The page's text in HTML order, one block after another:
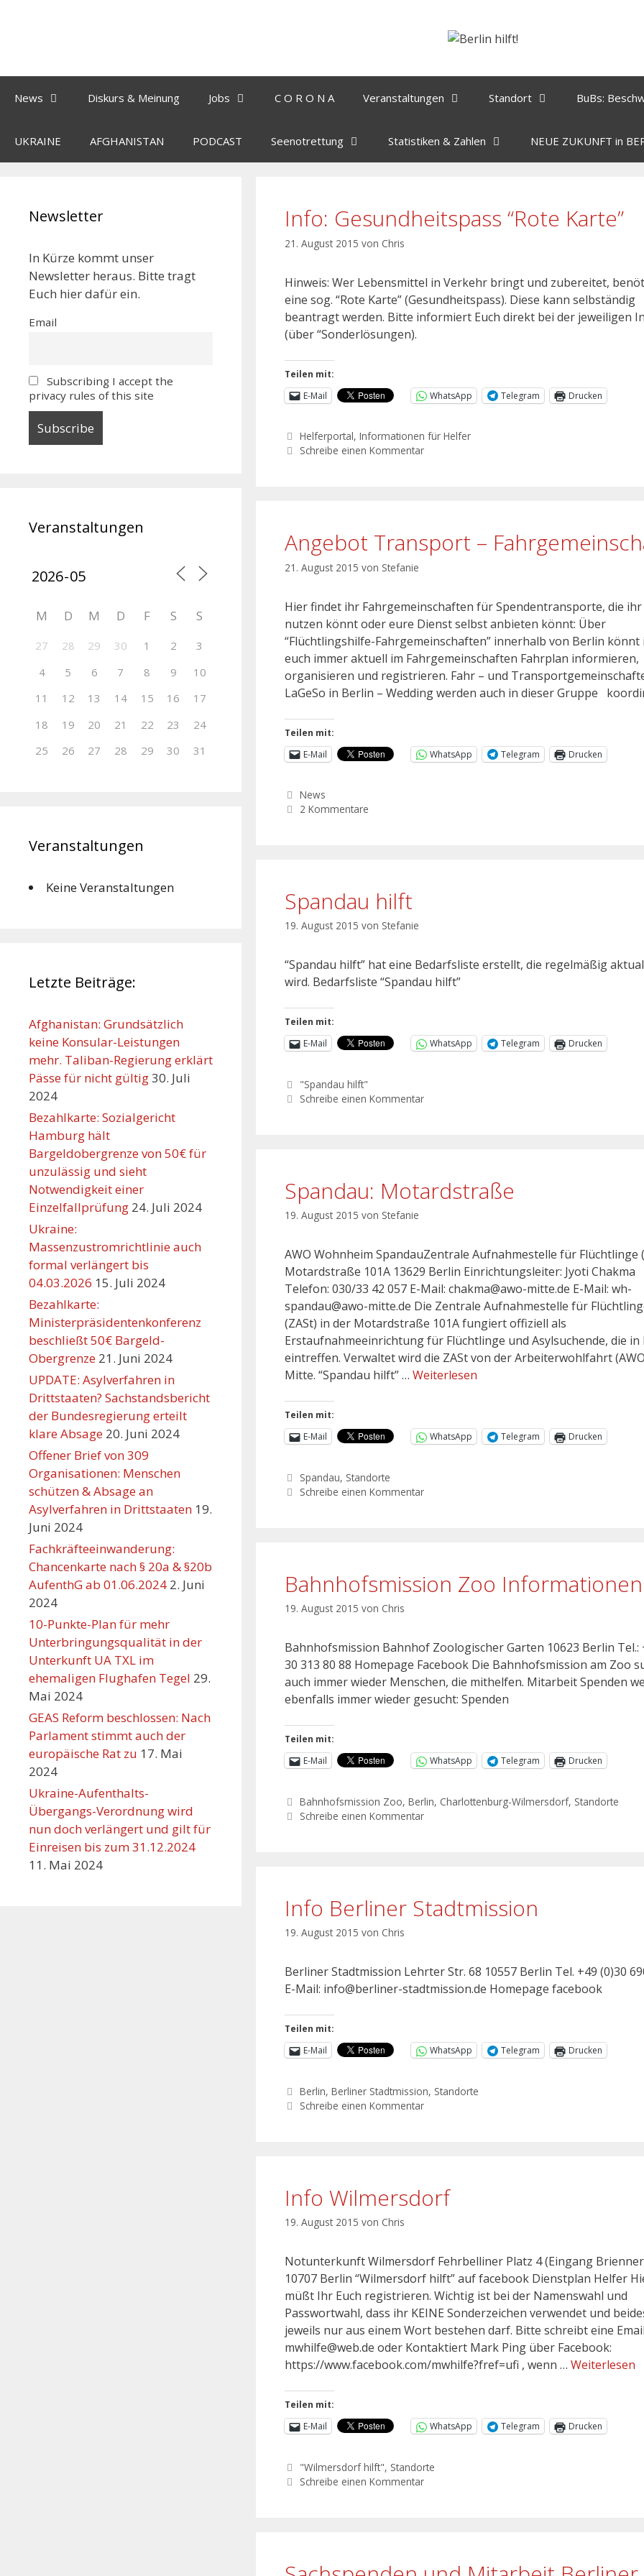
News Diskurs & Meinung Jobs C O R O N A Veranstaltungen Standort BuBs:
UKRAINE AFGHANISTAN PODCAST Seenotrettung Statistiken & Zahlen NEUE ZUKUNFT in
Info: Gesundheitspass “Rote Karte”
21. August 2015 von Chris
Hinweis: Wer Lebensmittel in Verkehr bringt und zubereitet,
eine sog. “Rote Karte” (Gesundheitspass). Diese kann selbständig
beantragt werden. Bitte informiert Euch direkt bei der jeweiligen
(über “Sonderlösungen).
Teilen mit:
E-Mail
WhatsApp Telegram Drucken
Helferportal,Informationen für Helfer
Schreibe einen Kommentar
Angebot Transport –
21. August 2015 von Stefanie
Hier findet ihr Fahrgemeinschaften für Spendentransporte, die ihr
nutzen könnt oder eure Dienst selbst anbieten könnt: Über
“Flüchtlingshilfe-Fahrgemeinschaften” innerhalb von Berlin könnt
euch immer aktuell im Fahrgemeinschaften Fahrplan informieren,
organisieren und registrieren. Fahr – und
LaGeSo in Berlin – Wedding werden auch in dieser Gruppe
Teilen mit:
E-Mail
WhatsApp Telegram Drucken
News
2 Kommentare
Spandau hilft
19. August 2015 von Stefanie
“Spandau hilft” hat eine Bedarfsliste erstellt, die regelmäßig
wird. Bedarfsliste “Spandau hilft”
Teilen mit:
E-Mail
WhatsApp Telegram Drucken
"Spandau hilft"
Schreibe einen Kommentar
Spandau: Motardstraße
19. August 2015 von Stefanie
AWO Wohnheim SpandauZentrale Aufnahmestelle für Flüchtlinge
Motardstraße 101A 13629 Berlin Einrichtungsleiter: Jyoti Chakma
Telefon: 030/33 42 057 E-Mail: chakma@awo-mitte.de E-Mail: wh-
spandau@awo-mitte.de Die Zentrale Aufnahmestelle für
(ZASt) in der Motardstraße 101A fungiert offiziell als
Erstaufnahmeeinrichtung für Flüchtlinge und Asylsuchende, die in
eintreffen. Verwaltet wird die ZASt von der Arbeiterwohlfahrt
Mitte. “Spandau hilft” … Weiterlesen
Teilen mit:
E-Mail
WhatsApp Telegram Drucken
Spandau, Standorte
Schreibe einen Kommentar
Bahnhofsmission Zoo Informationen
19. August 2015 von Chris
Bahnhofsmission Bahnhof Zoologischer Garten 10623 Berlin Tel.:
30 313 80 88 Homepage Facebook Die Bahnhofsmission am Zoo
auch immer wieder Menschen, die mithelfen. Mitarbeit Spenden
ebenfalls immer wieder gesucht: Spenden
Teilen mit:
E-Mail
WhatsApp Telegram Drucken
Bahnhofsmission Zoo,Berlin, Charlottenburg-Wilmersdorf, Standorte
Schreibe einen Kommentar
Info Berliner Stadtmission
19. August 2015 von Chris
Berliner Stadtmission Lehrter Str. 68 10557 Berlin Tel. +49 (0)30
E-Mail: info@berliner-stadtmission.de Homepage facebook
Teilen mit:
E-Mail
WhatsApp Telegram Drucken
Berlin,Berliner Stadtmission, Standorte
Schreibe einen Kommentar
Info Wilmersdorf
19. August 2015 von Chris
Notunterkunft Wilmersdorf Fehrbelliner Platz 4 (Eingang Brienner
10707 Berlin “Wilmersdorf hilft” auf facebook Dienstplan Helfer
müßt Ihr Euch registrieren. Wichtig ist bei der Namenswahl und
Passwortwahl, dass ihr KEINE Sonderzeichen verwendet und
jeweils nur aus einem Wort bestehen darf. Bitte schreibt eine
mwhilfe@web.de oder Kontaktiert Mark Ping über Facebook:
https://www.facebook.com/mwhilfe?fref=ufi , wenn … Weiterlesen
Teilen mit:
E-Mail
WhatsApp Telegram Drucken
"Wilmersdorf hilft", Standorte
Schreibe einen Kommentar
Newsletter
In Kürze kommt unser
Newsletter heraus. Bitte tragt
Euch hier dafür ein.
Email
Subscribing I accept the
privacy rules of this site
Veranstaltungen
M D M D F S S
27 28 29 30 1 2
3
4
5 6 7 8 9
10
11
12 13 14 15 16
17
18
19 20 21 22 23
24
25
26 27 28 29 30 31
Veranstaltungen
Keine Veranstaltungen
Letzte Beiträge:
Afghanistan: Grundsätzlich
keine Konsular-Leistungen
mehr. Taliban-Regierung erklärt
Pässe für nicht gültig30. Juli
2024
Bezahlkarte: Sozialgericht
Hamburg hält
Bargeldobergrenze von 50€ für
unzulässig und sieht
Notwendigkeit einer
Einzelfallprüfung 24. Juli 2024
Ukraine:
Massenzustromrichtlinie auch
formal verlängert bis
04.03.2026 15. Juli 2024
Bezahlkarte:
Ministerpräsidentenkonferenz
beschließt 50€ Bargeld-
Obergrenze 21. Juni 2024
UPDATE: Asylverfahren in
Drittstaaten? Sachstandsbericht
der Bundesregierung erteilt
klare Absage 20. Juni 2024
Offener Brief von 309
Organisationen: Menschen
schützen & Absage an
Asylverfahren in Drittstaaten 19.
Juni 2024
Fachkräfteeinwanderung:
Chancenkarte nach § 20a & §20b
AufenthG ab 01.06.2024 2. Juni
2024
10-Punkte-Plan für mehr
Unterbringungsqualität in der
Unterkunft UA TXL im
ehemaligen Flughafen Tegel 29.
Mai 2024
GEAS Reform beschlossen: Nach
Parlament stimmt auch der
europäische Rat zu 17. Mai
2024
Ukraine-Aufenthalts-
Übergangs-Verordnung wird
nun doch verlängert und gilt für
Einreisen bis zum 31.12.2024
11. Mai 2024